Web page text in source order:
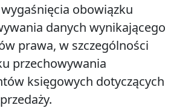
obowiązku
danych wynikającego
prawa, w szczególności
przechowywania
księgowych dotyczących